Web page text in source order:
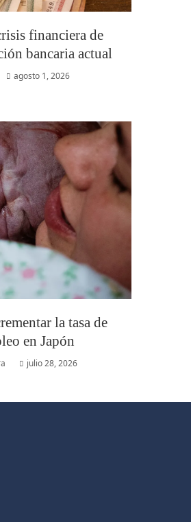
financiera de
bancaria actual
agosto 1, 2026
la tasa de
en Japón
julio 28, 2026